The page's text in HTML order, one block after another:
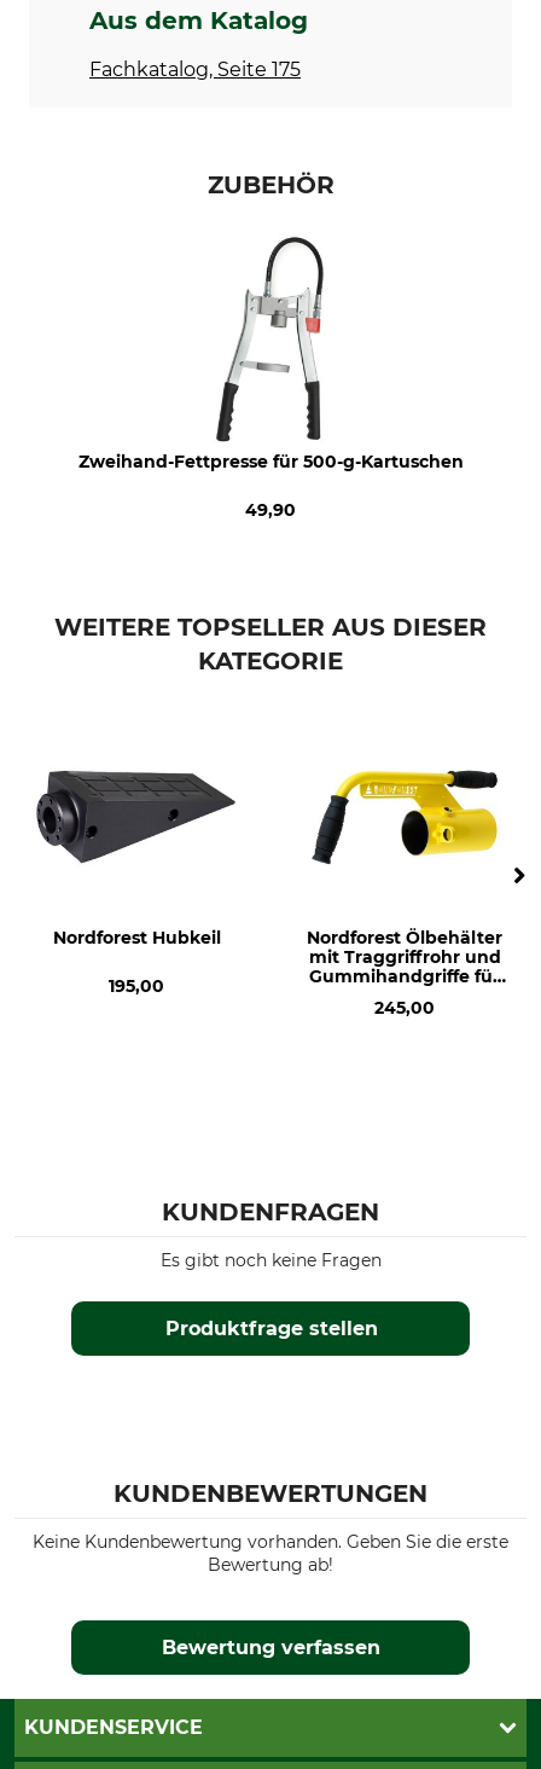
Aus dem Katalog
Fachkatalog, Seite 175
ZUBEHÖR
Zweihand-Fettpresse für 500-g-Kartuschen
49,90
WEITERE TOPSELLER AUS DIESER
KATEGORIE
Nordforest Hubkeil
195,00
Nordforest Ölbehälter
mit Traggriffrohr und
Gummihandgriffe für
245,00
KUNDENFRAGEN
Produktfrage stellen
Es gibt noch keine Fragen
KUNDENBEWERTUNGEN
Keine Kundenbewertung vorhanden. Geben Sie die erste
Bewertung ab!
Bewertung verfassen
KUNDENSERVICE